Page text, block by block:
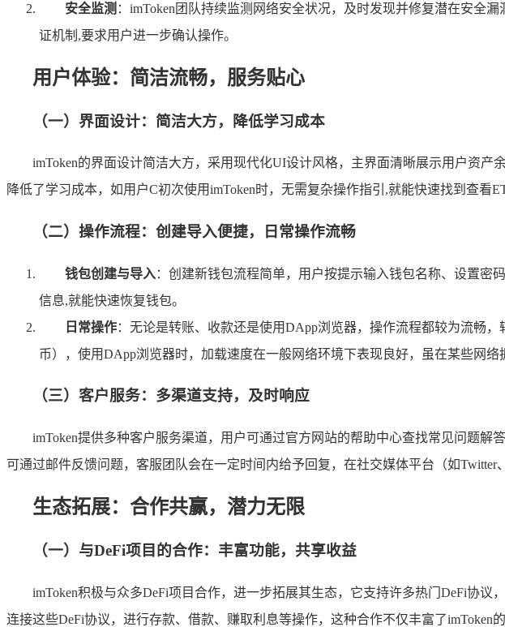
安全监测 ：imToken团队持续监测网络安全状况，及时发现并修复潜在安全
证机制,要求用户进一步确认操作。
用户体验：简洁流畅，服务贴心
（一）界面设计：简洁大方，降低学习成本
imToken的界面设计简洁大方，采用现代化UI设计风格，主界面清晰展示用户资
降低了学习成本，如用户C初次使用imToken时，无需复杂操作指引,就能快速找到查看
（二）操作流程：创建导入便捷，日常操作流畅
钱包创建与导入：创建新钱包流程简单，用户按提示输入钱包名称、设置密
信息,就能快速恢复钱包。
日常操作：无论是转账、收款还是使用DApp浏览器，操作流程都较为流畅
币），使用DApp浏览器时，加载速度在一般网络环境下表现良好，虽在某些网
（三）客户服务：多渠道支持，及时响应
imToken提供多种客户服务渠道，用户可通过官方网站的帮助中心查找常见问题
可通过邮件反馈问题，客服团队会在一定时间内给予回复，在社交媒体平台（如Twitter
生态拓展：合作共赢，潜力无限
（一）与DeFi项目的合作：丰富功能，共享收益
imToken积极与众多DeFi项目合作，进一步拓展其生态，它支持许多热门DeFi协议
连接这些DeFi协议，进行存款、借款、赚取利息等操作，这种合作不仅丰富了